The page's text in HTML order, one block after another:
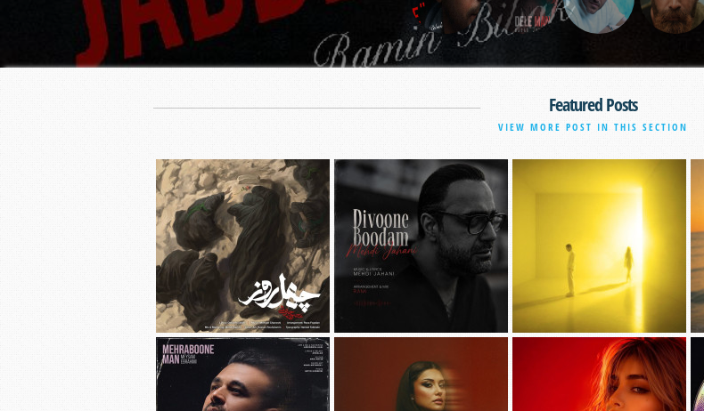
Featured Posts
VIEW MORE POST IN THIS SECTION
دانلود آهنگ جديد محسن چاوشی به نام
چهل روز
دانلود آهنگ جديد مهدی جهانی به نام
دیوونه بودم
دانلود آهنگ جديد سیجل و سوگند به نام
وقتی رفت